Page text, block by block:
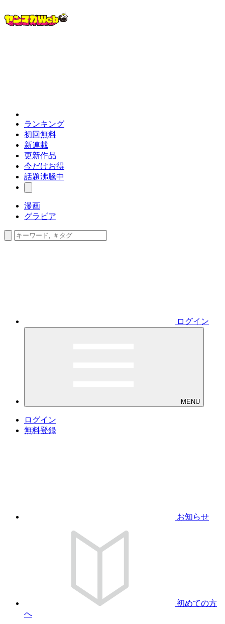
ランキング
初回無料
新連載
更新作品
今だけお得
話題沸騰中
漫画
グラビア
ログイン
MENU
ログイン
無料登録
お知らせ
初めての方
へ